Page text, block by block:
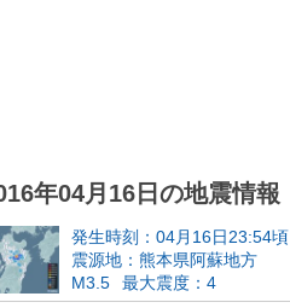
年04月16日の地震情報
発生時刻：04月16日23:54頃
震源地：熊本県阿蘇地方
M3.5
最大震度：4